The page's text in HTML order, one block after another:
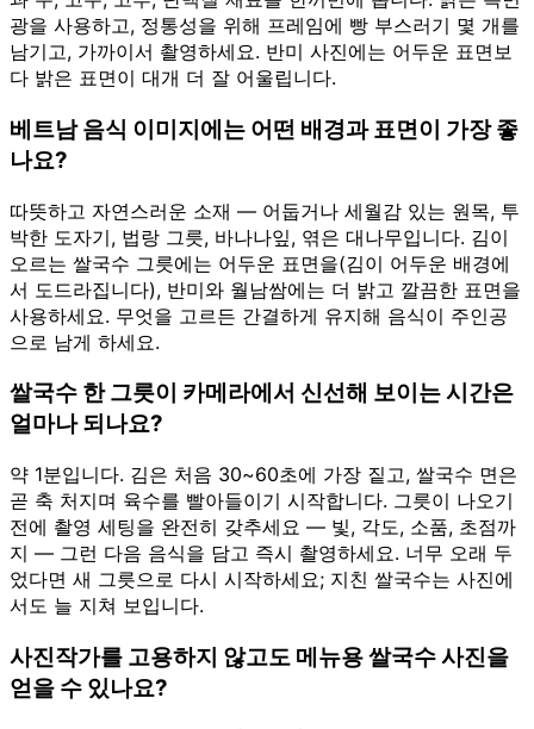
광을 사용하고, 정통성을 위해 프레임에 빵 부스러기 몇 개를
남기고, 가까이서 촬영하세요. 반미 사진에는 어두운 표면보
다 밝은 표면이 대개 더 잘 어울립니다.
베트남 음식 이미지에는 어떤 배경과 표면이 가장 좋
나요?
따뜻하고 자연스러운 소재 — 어둡거나 세월감 있는 원목, 투
박한 도자기, 법랑 그릇, 바나나잎, 엮은 대나무입니다. 김이
오르는 쌀국수 그릇에는 어두운 표면을(김이 어두운 배경에
서 도드라집니다), 반미와 월남쌈에는 더 밝고 깔끔한 표면을
사용하세요. 무엇을 고르든 간결하게 유지해 음식이 주인공
으로 남게 하세요.
쌀국수 한 그릇이 카메라에서 신선해 보이는 시간은
얼마나 되나요?
약 1분입니다. 김은 처음 30~60초에 가장 짙고, 쌀국수 면은
곧 축 처지며 육수를 빨아들이기 시작합니다. 그릇이 나오기
전에 촬영 세팅을 완전히 갖추세요 — 빛, 각도, 소품, 초점까
지 — 그런 다음 음식을 담고 즉시 촬영하세요. 너무 오래 두
었다면 새 그릇으로 다시 시작하세요; 지친 쌀국수는 사진에
서도 늘 지쳐 보입니다.
사진작가를 고용하지 않고도 메뉴용 쌀국수 사진을
얻을 수 있나요?